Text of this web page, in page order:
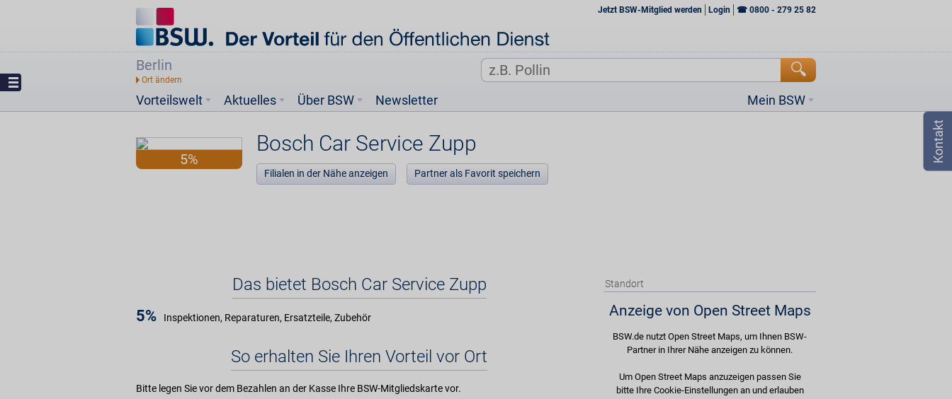
Jetzt BSW-Mitglied werden Login ☎ 0800 - 279 25 82
Berlin
Vorteilswelt Mein BSW
Aktuelles Über BSW Newsletter
5%
Bosch Car Service Zupp
Filialen in der Nähe anzeigen Partner als Favorit speichern
Das bietet Bosch Car Service Zupp
5% Inspektionen, Reparaturen, Ersatzteile, Zubehör
So erhalten Sie Ihren Vorteil vor Ort
Bitte legen Sie vor dem Bezahlen an der Kasse Ihre BSW-Mitgliedskarte vor.
Standort
Anzeige von Open Street Maps
BSW.de nutzt Open Street Maps, um Ihnen BSW-
Partner in Ihrer Nähe anzeigen zu können.
Um Open Street Maps anzuzeigen passen Sie
bitte Ihre Cookie-Einstellungen an und erlauben